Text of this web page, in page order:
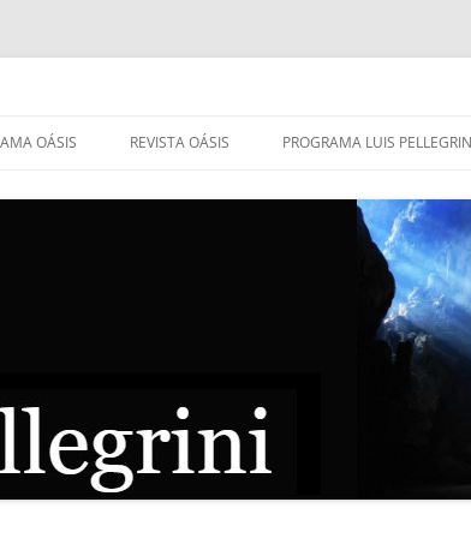
OÁSIS REVISTA OÁSIS PROGRAMA LUIS